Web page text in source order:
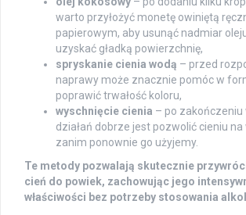
warto przyłożyć monetę owiniętą
papierowym, aby usunąć nadmiar
uzyskać gładką powierzchnię,
spryskanie cienia wodą – przed
naprawy może znacznie pomóc w
poprawić trwałość koloru,
wyschnięcie cienia – po zakończeniu
działań dobrze jest pozwolić cieniu na
zanim ponownie go użyjemy.
Te metody pozwalają skutecznie
cień do powiek, zachowując jego
właściwości bez potrzeby stosowania